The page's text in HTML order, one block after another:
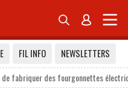
 
FIL INFO
NEWSLETTERS
de fabriquer des fourgonnettes